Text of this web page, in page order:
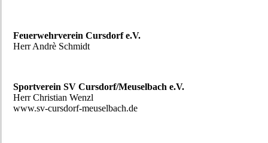
Feuerwehrverein Cursdorf e.V.
Herr Andrè Schmidt
Sportverein SV Cursdorf/Meuselbach e.V.
Herr Christian Wenzl
www.sv-cursdorf-meuselbach.de